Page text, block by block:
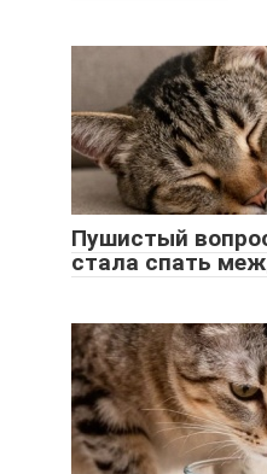
Пушистый
стала спать